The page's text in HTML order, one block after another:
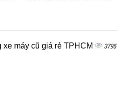
xe máy cũ giá rẻ TPHCM 3795